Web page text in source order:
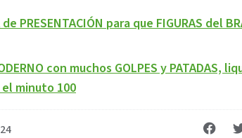
PRESENTACIÓN para que FIGURAS del
con muchos GOLPES y PATADAS,
el minuto 100